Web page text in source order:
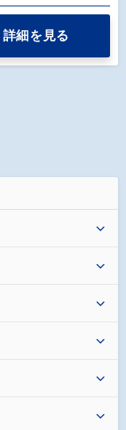
詳細を見る